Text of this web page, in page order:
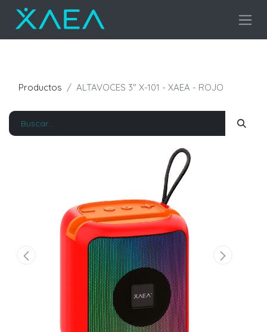
Productos ALTAVOCES 3" X-101 - XAEA - ROJO